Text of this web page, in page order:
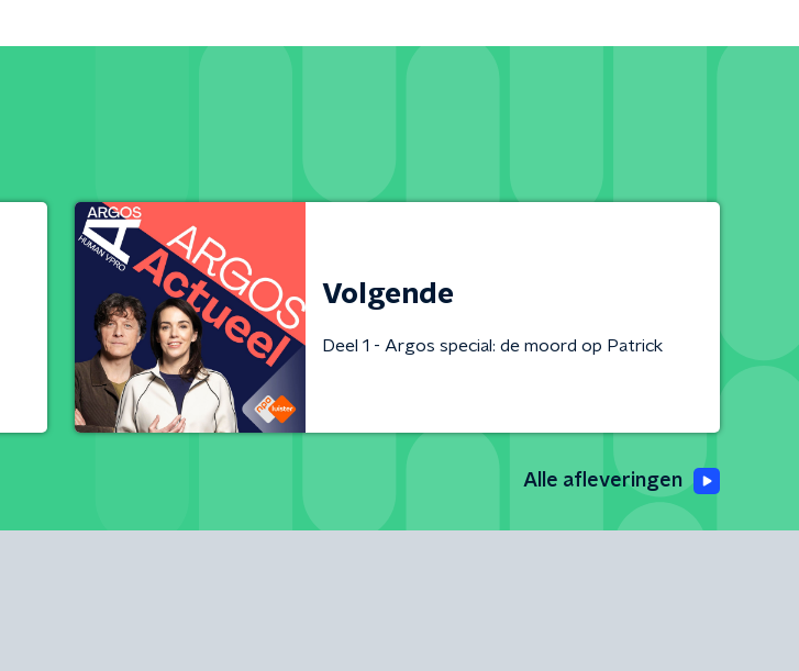
Volgende
Deel 1 - Argos special: de moord op Patrick
Alle afleveringen